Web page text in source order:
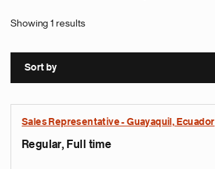
Showing 1 results
Sort by
Sales Representative - Guayaquil, Ecuador
Regular, Full time